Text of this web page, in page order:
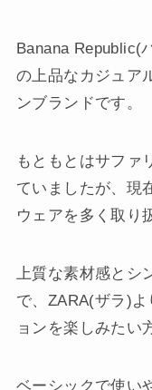
Banana Republic(
の上品なカジュア
ンブランドです。
もともとはサファ
ていましたが、現
ウェアを多く取り
上質な素材感とシ
で、ZARA(ザラ)
ョンを楽しみたい
ベーシックで使い